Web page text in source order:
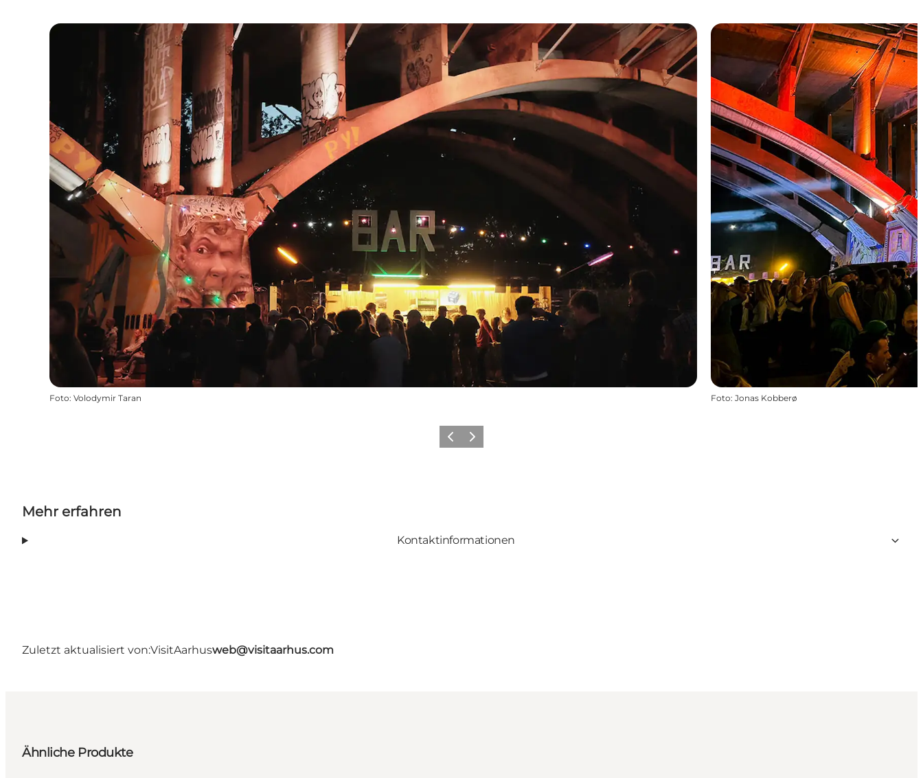
Foto: Volodymir Taran Foto: Jonas Kobberø
ZurückWeiter
Mehr erfahren
Kontaktinformationen
Zuletzt aktualisiert von:VisitAarhusweb@visitaarhus.com
Ähnliche Produkte